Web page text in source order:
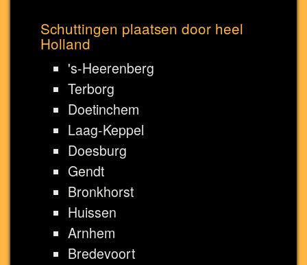
Schuttingen plaatsen door heel
Holland
's-Heerenberg
Terborg
Doetinchem
Laag-Keppel
Doesburg
Gendt
Bronkhorst
Huissen
Arnhem
Bredevoort